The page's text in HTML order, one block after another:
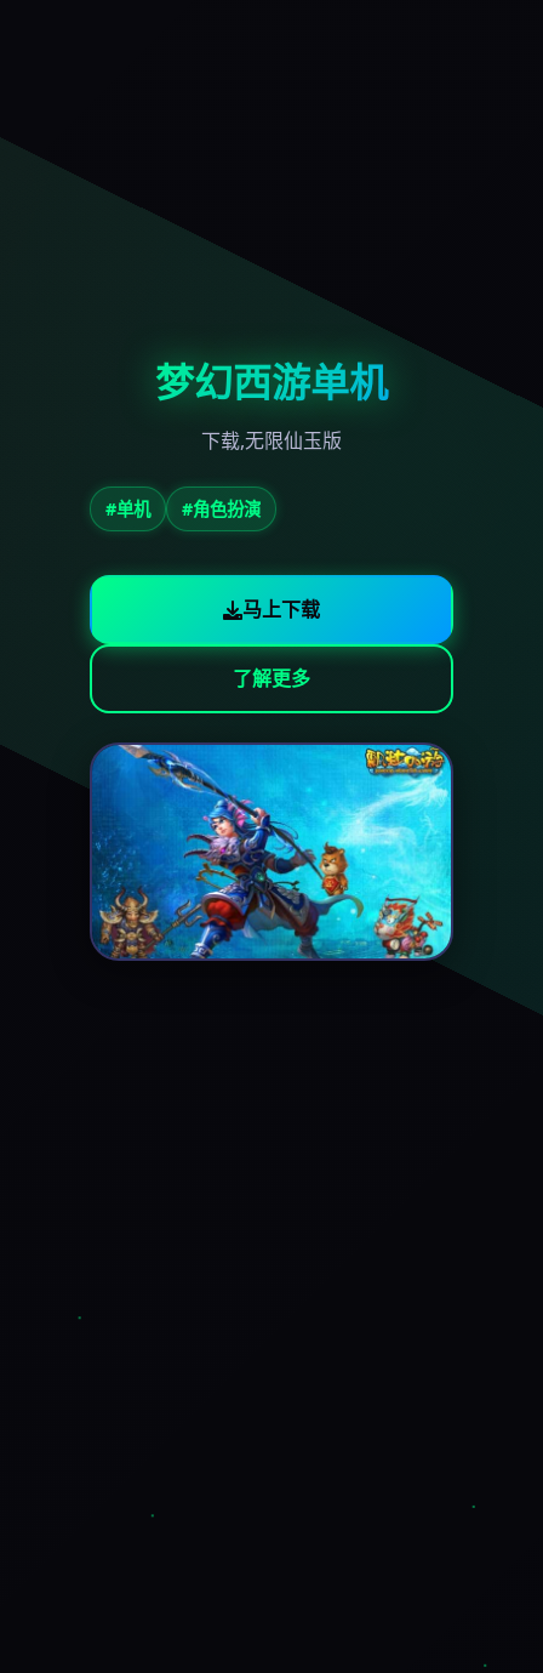
梦幻西游单机
下载,无限仙玉版
#单机 #角色扮演
马上下载
了解更多